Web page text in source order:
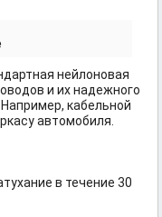
нейлоновая
и их надежного
кабельной
автомобиля.
в течение 30